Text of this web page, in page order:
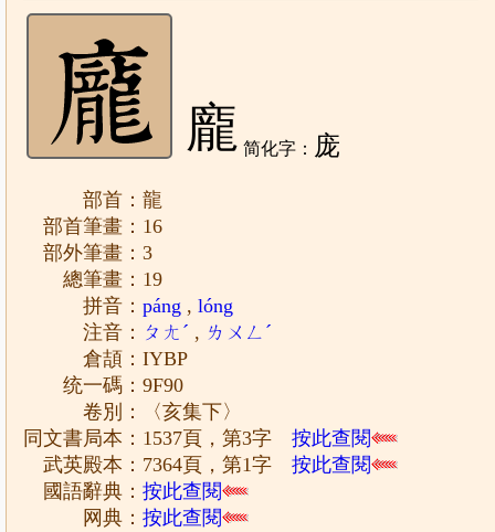
龐 简化字： 庞
部首：龍
部首筆畫：16
部外筆畫：3
總筆畫：19
拼音：páng ,lóng
注音： ㄆㄤˊ , ㄌㄨㄥˊ
倉頡：IYBP
统一碼：9F90
卷別：〈亥集下〉
同文書局本：1537頁，第3字按此查閱
武英殿本：7364頁，第1字按此查閱
國語辭典：按此查閱
网典：按此查閱